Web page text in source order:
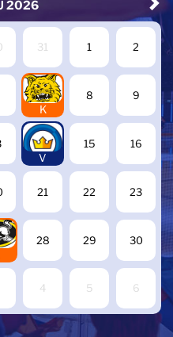
2026
31 1 2
7
K
8 9
14
V
15 16
21 22 23
28 29 30
4 5 6